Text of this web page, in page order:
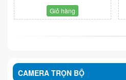
Giỏ hàng
CAMERA TRỌN BỘ